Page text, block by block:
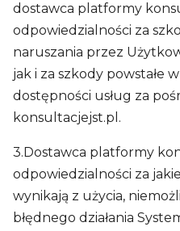
dostawca platformy
odpowiedzialności za
naruszania przez
jak i za szkody powstałe
dostępności usług za
konsultacjejst.pl.
3.Dostawca platformy
odpowiedzialności za
wynikają z użycia,
błędnego działania